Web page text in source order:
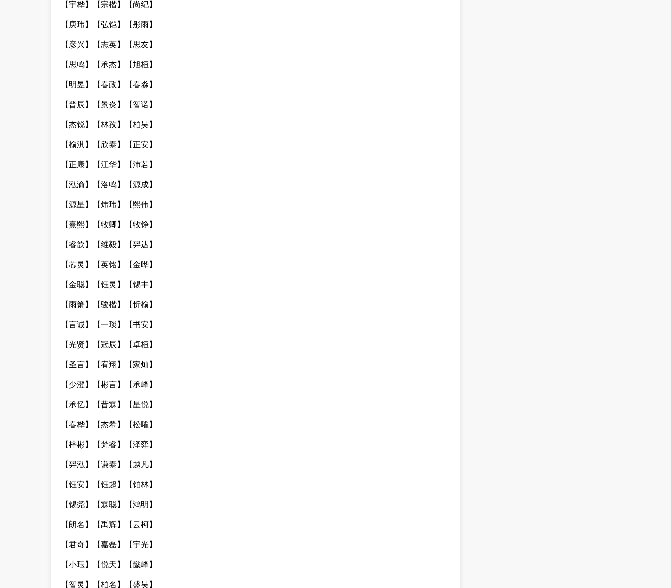
【宇桦】【 宗楷】【 尚纪】
【 庚玮】【弘铠】【彤雨】
【 彦兴】【志英】【 思友】
【 思鸣】【 承杰】【 旭桓 】
【 明昱 】【春政 】【春淼 】
【晋辰 】【景炎 】【 智诺】
【杰锐】【林孜】【柏昊 】
【榆淇】【 欣泰】【 正安】
【 正康】【江华】【沛若】
【泓渝 】【洛鸣】【源成】
【源星 】【炜玮】【 熙伟】
【熹熙】【牧卿 】【牧铮】
【睿歆 】【维毅】【羿达 】
【芯灵 】【英铭 】【金晔】
【金聪】【钰灵 】【锡丰】
【雨箫 】【骏楷】【忻榆 】
【言诚 】【一琰】【书安】
【光贤 】【冠辰 】【卓桓 】
【圣言】【宥翔 】【家灿 】
【 少澄 】【彬言】【 承峰 】
【 承忆】【昔霖 】【星悦】
【春桦】【杰希】【松曜 】
【梓彬】【梵睿 】【泽弈】
【羿泓 】【谦泰】【 越凡】
【钰安】【钰超 】【铂林】
【锡尧】【 霖聪】【鸿明 】
【 朗名 】【禹辉 】【云柯】
【君奇】【嘉磊】【宇光】
【小珏 】【悦天 】【懿峰 】
【 智灵 】【柏名 】【 盛昊 】